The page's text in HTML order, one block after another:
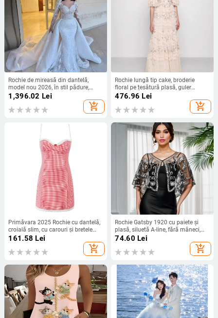
Rochie de mireasă din dantelă,
model nou 2026, în stil pădure,
mâneci lungi, siluetă sirenă
1,396.02 Lei
add_shopping_cart
Rochie lungă tip cake, broderie
floral pe țesătură plasă, guler
rotund, mâneci cu petale; poliester.
476.96 Lei
add_shopping_cart
Primăvara 2025 Rochie cu dantelă,
croială slim, cu carouri și bretele
S21920
161.58 Lei
add_shopping_cart
Rochie Gatsby 1920 cu paiete și
plasă, siluetă A-line, fără mâneci,
decolteu adânc în V, cu mărgele.
74.60 Lei
add_shopping_cart